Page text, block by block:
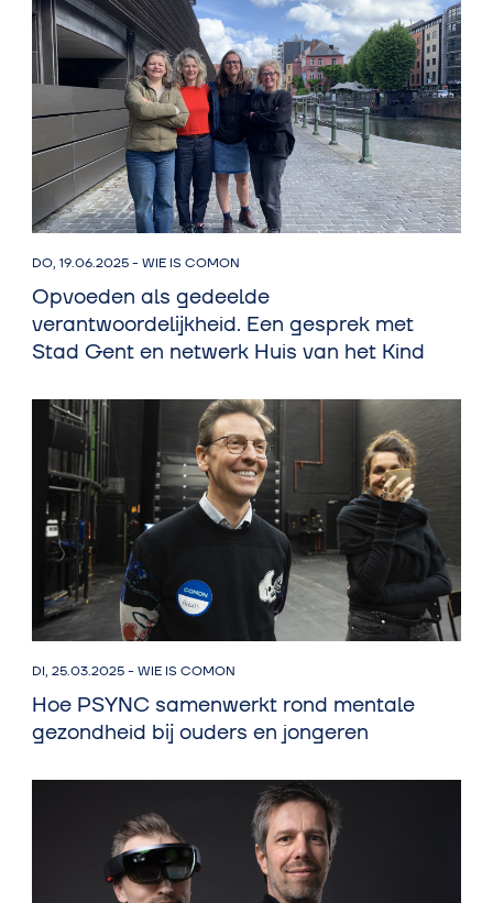
DO, 19.06.2025-WIE IS COMON
Opvoeden als gedeelde
verantwoordelijkheid. Een gesprek met
Stad Gent en netwerk Huis van het Kind
DI, 25.03.2025-WIE IS COMON
Hoe PSYNC samenwerkt rond mentale
gezondheid bij ouders en jongeren